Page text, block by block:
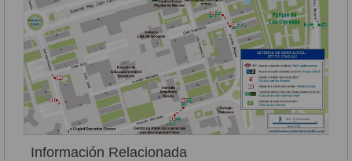
Información Relacionada